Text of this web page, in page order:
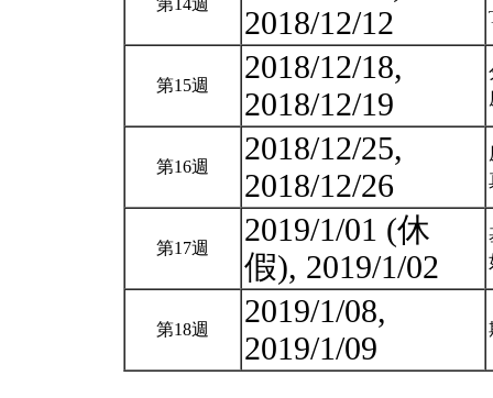
第14週
2018/12/12
第15週
2018/12/18,
2018/12/19
第16週
2018/12/25,
2018/12/26
第17週
2019/1/01 (休
假), 2019/1/02
第18週
2019/1/08,
2019/1/09